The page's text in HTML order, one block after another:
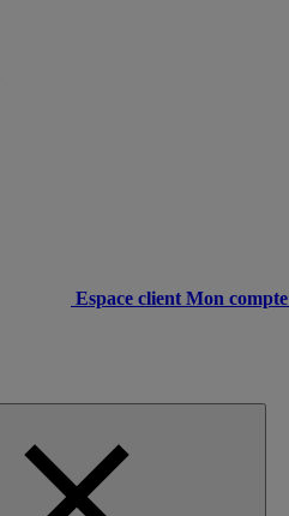
Espace client Mon compte